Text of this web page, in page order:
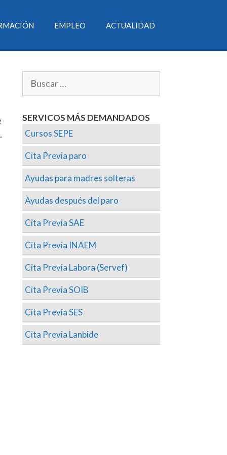
EMPLEO ACTUALIDAD
SERVICOS MÁS DEMANDADOS
Cursos SEPE
Cita Previa paro
Ayudas para madres solteras
Ayudas después del paro
Cita Previa SAE
Cita Previa INAEM
Cita Previa Labora (Servef)
Cita Previa SOIB
Cita Previa SES
Cita Previa Lanbide